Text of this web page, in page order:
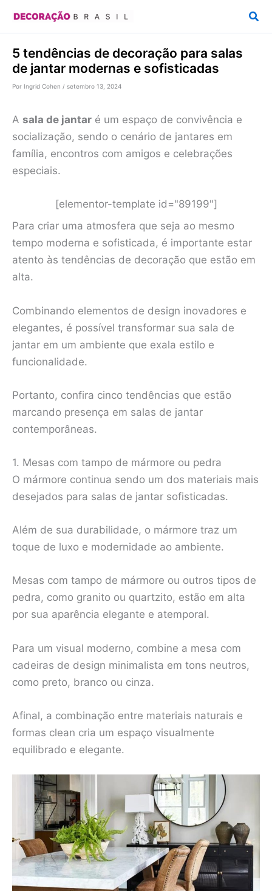
conteúdo
5 tendências de decoração para salas
de jantar modernas e sofisticadas
Por Ingrid Cohen / setembro 13, 2024
A sala de jantar é um espaço de convivência e
socialização, sendo o cenário de jantares em
família, encontros com amigos e celebrações
especiais.
[elementor-template id="89199"]
Para criar uma atmosfera que seja ao mesmo
tempo moderna e sofisticada, é importante estar
atento às tendências de decoração que estão em
alta.
Combinando elementos de design inovadores e
elegantes, é possível transformar sua sala de
jantar em um ambiente que exala estilo e
funcionalidade.
Portanto, confira cinco tendências que estão
marcando presença em salas de jantar
contemporâneas.
1. Mesas com tampo de mármore ou pedra
O mármore continua sendo um dos materiais mais
desejados para salas de jantar sofisticadas.
Além de sua durabilidade, o mármore traz um
toque de luxo e modernidade ao ambiente.
Mesas com tampo de mármore ou outros tipos de
pedra, como granito ou quartzito, estão em alta
por sua aparência elegante e atemporal.
Para um visual moderno, combine a mesa com
cadeiras de design minimalista em tons neutros,
como preto, branco ou cinza.
Afinal, a combinação entre materiais naturais e
formas clean cria um espaço visualmente
equilibrado e elegante.